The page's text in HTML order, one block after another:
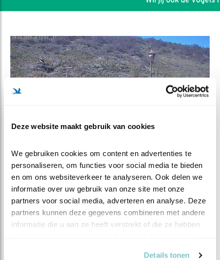
Deze website maakt gebruik van cookies
We gebruiken cookies om content en advertenties te
personaliseren, om functies voor social media te bieden
en om ons websiteverkeer te analyseren. Ook delen we
informatie over uw gebruik van onze site met onze
partners voor social media, adverteren en analyse. Deze
partners kunnen deze gegevens combineren met andere
informatie die u aan ze heeft verstrekt of die ze hebben
Details tonen
DEEL DIT FILMPJE
Een paartje in T4
Claus van den Hoek | Geplaatst op 10 mei 2025, 11:57 |
Gisteren hadden we een geluksmomentje. We zagen het